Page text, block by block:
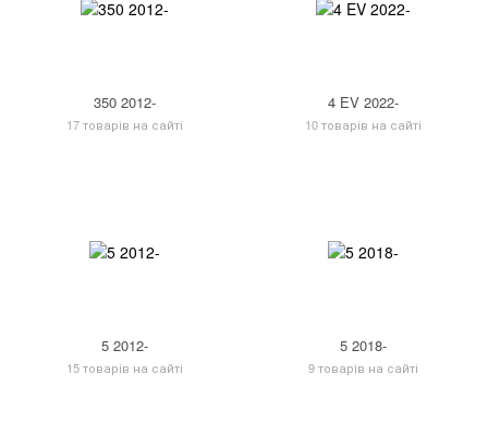
350 2012-
17 товарів на сайті
4 EV 2022-
10 товарів на сайті
5 2012-
15 товарів на сайті
5 2018-
9 товарів на сайті